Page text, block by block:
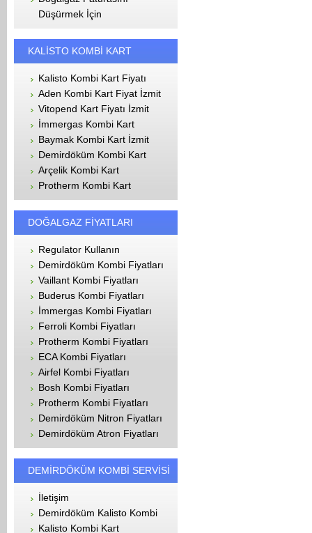
Düşürmek İçin
KALİSTO KOMBİ KART
Kalisto Kombi Kart Fiyatı
Aden Kombi Kart Fiyat İzmit
Vitopend Kart Fiyatı İzmit
İmmergas Kombi Kart
Baymak Kombi Kart İzmit
Demirdöküm Kombi Kart
Arçelik Kombi Kart
Protherm Kombi Kart
DOĞALGAZ FİYATLARI
Regulator Kullanın
Demirdöküm Kombi Fiyatları
Vaillant Kombi Fiyatları
Buderus Kombi Fiyatları
İmmergas Kombi Fiyatları
Ferroli Kombi Fiyatları
Protherm Kombi Fiyatları
ECA Kombi Fiyatları
Airfel Kombi Fiyatları
Bosh Kombi Fiyatları
Protherm Kombi Fiyatları
Demirdöküm Nitron Fiyatları
Demirdöküm Atron Fiyatları
DEMİRDÖKÜM KOMBİ SERVİSİ
İletişim
Demirdöküm Kalisto Kombi
Kalisto Kombi Kart